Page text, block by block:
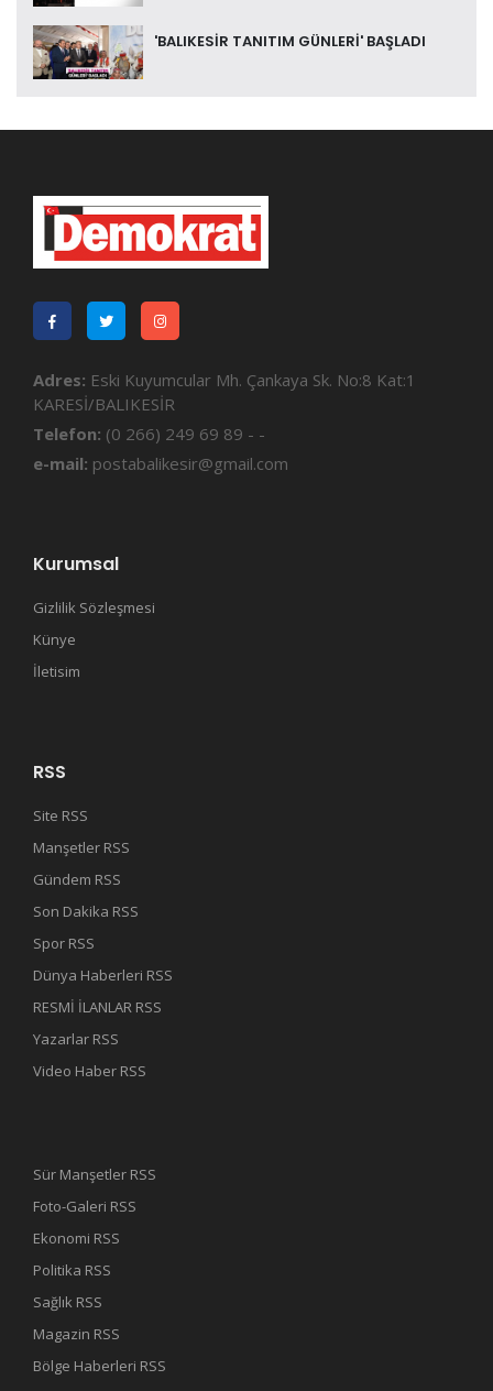
'BALIKESİR TANITIM GÜNLERİ' BAŞLADI
Adres: Eski Kuyumcular Mh. Çankaya Sk. No:8 Kat:1
KARESİ/BALIKESİR
Telefon: (0 266) 249 69 89 - -
e-mail: postabalikesir@gmail.com
Kurumsal
Gizlilik Sözleşmesi
Künye
İletisim
RSS
Site RSS
Manşetler RSS
Gündem RSS
Son Dakika RSS
Spor RSS
Dünya Haberleri RSS
RESMİ İLANLAR RSS
Yazarlar RSS
Video Haber RSS
Sür Manşetler RSS
Foto-Galeri RSS
Ekonomi RSS
Politika RSS
Sağlık RSS
Magazin RSS
Bölge Haberleri RSS